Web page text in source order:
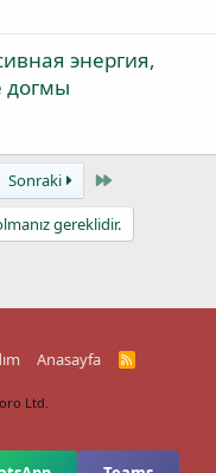
энергия,
догмы
Sonraki Last
gereklidir.
Anasayfa
R
Ltd.